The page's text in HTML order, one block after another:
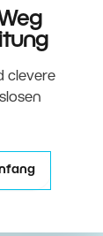
clevere